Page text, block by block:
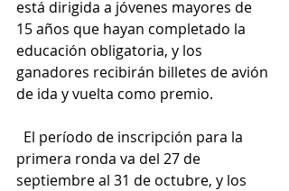
está dirigida a jóvenes mayores de
15 años que hayan completado la
educación obligatoria, y los
ganadores recibirán billetes de avión
de ida y vuelta como premio.
El período de inscripción para la
primera ronda va del 27 de
septiembre al 31 de octubre, y los